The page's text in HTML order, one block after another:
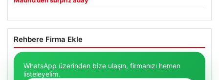
Rehbere Firma Ekle
WhatsApp üzerinden bize ulaşın, firmanızı hemen
listeleyelim.